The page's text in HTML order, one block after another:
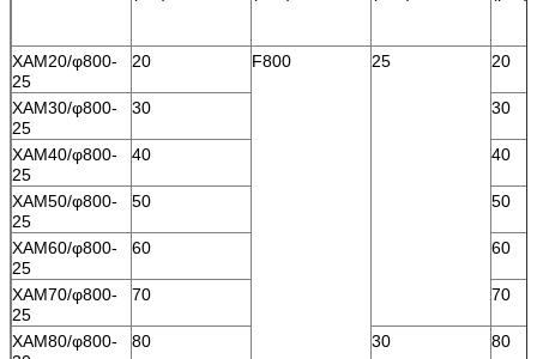
XAM20/φ800-
25
20 F800 25 20
XAM30/φ800-
25
30 30
XAM40/φ800-
25
40 40
XAM50/φ800-
25
50 50
XAM60/φ800-
25
60 60
XAM70/φ800-
25
70 70
XAM80/φ800-
80 30 80